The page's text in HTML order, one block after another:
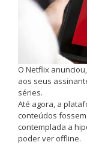
O Netflix
aos seus
séries.
Até agora, a
conteúdos
contemplada a
poder ver offline.